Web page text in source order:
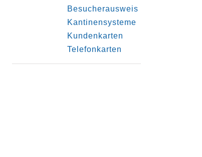
Besucherausweis
Kantinensysteme
Kundenkarten
Telefonkarten